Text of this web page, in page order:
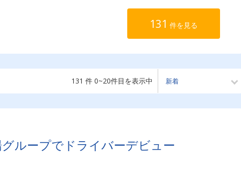
131 件を見る
131 件 0~20件目を表示中
ループでドライバーデビュー